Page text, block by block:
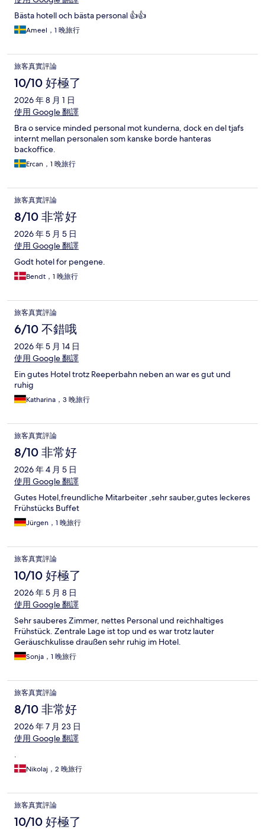
Bästa hotell och bästa personal 👍👍
Ameel，1 晚旅行
旅客真實評論
10/10 好極了
2026 年 8 月 1 日
使用 Google 翻譯
Bra o service minded personal mot kunderna, dock en del tjafs
internt mellan personalen som kanske borde hanteras
backoffice.
Ercan，1 晚旅行
旅客真實評論
8/10 非常好
2026 年 5 月 5 日
使用 Google 翻譯
Godt hotel for pengene.
Bendt，1 晚旅行
旅客真實評論
6/10 不錯哦
2026 年 5 月 14 日
使用 Google 翻譯
Ein gutes Hotel trotz Reeperbahn neben an war es gut und
ruhig
Katharina，3 晚旅行
旅客真實評論
8/10 非常好
2026 年 4 月 5 日
使用 Google 翻譯
Gutes Hotel,freundliche Mitarbeiter ,sehr sauber,gutes leckeres
Frühstücks Buffet
Jürgen，1 晚旅行
旅客真實評論
10/10 好極了
2026 年 5 月 8 日
使用 Google 翻譯
Sehr sauberes Zimmer, nettes Personal und reichhaltiges
Frühstück. Zentrale Lage ist top und es war trotz lauter
Geräuschkulisse draußen sehr ruhig im Hotel.
Sonja，1 晚旅行
旅客真實評論
8/10 非常好
2026 年 7 月 23 日
使用 Google 翻譯
.
Nikolaj，2 晚旅行
旅客真實評論
10/10 好極了